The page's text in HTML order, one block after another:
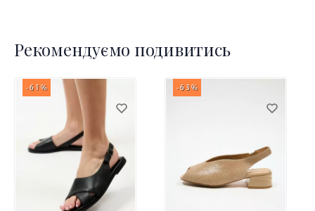
Рекомендуємо подивитись
-61% -63%